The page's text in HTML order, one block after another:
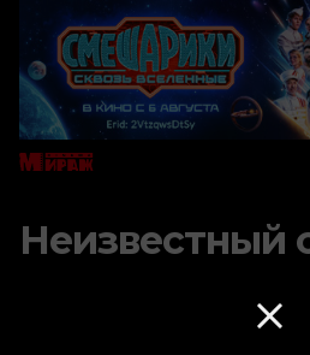
Неизвестный